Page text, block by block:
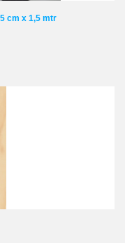
cm x 1,5 mtr